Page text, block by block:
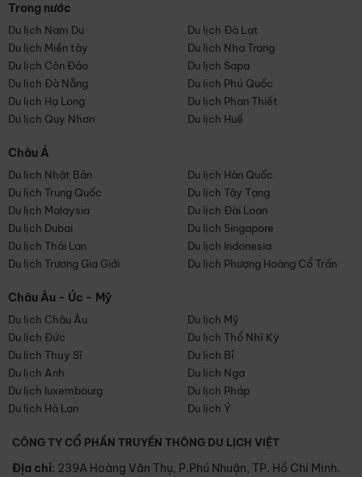
Trong nước
Du lịch Nam Du
Du lịch Đà Lạt
Du lịch Miền tây
Du lịch Nha Trang
Du lịch Côn Đảo
Du lịch Sapa
Du lịch Đà Nẵng
Du lịch Phú Quốc
Du lịch Hạ Long
Du lịch Phan Thiết
Du lịch Quy Nhơn
Du lịch Huế
Châu Á
Du lịch Nhật Bản
Du lịch Hàn Quốc
Du lịch Trung Quốc
Du lịch Tây Tạng
Du lịch Malaysia
Du lịch Đài Loan
Du lịch Dubai
Du lịch Singapore
Du lịch Thái Lan
Du lịch Indonesia
Du lịch Trương Gia Giới
Du lịch Phượng Hoàng Cổ Trấn
Châu Âu - Úc - Mỹ
Du lịch Châu Âu
Du lịch Mỹ
Du lịch Đức
Du lịch Thổ Nhĩ Kỳ
Du lịch Thụy Sĩ
Du lịch Bỉ
Du lịch Anh
Du lịch Nga
Du lịch luxembourg
Du lịch Pháp
Du lịch Hà Lan
Du lịch Ý
CÔNG TY CỔ PHẦN TRUYỀN THÔNG DU LỊCH VIỆT
Địa chỉ: 239A Hoàng Văn Thụ, P.Phú Nhuận, TP. Hồ Chí Minh.